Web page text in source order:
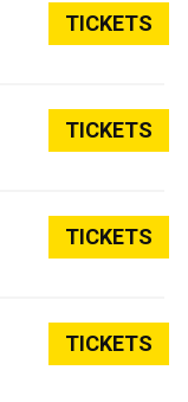
TICKETS
TICKETS
TICKETS
TICKETS